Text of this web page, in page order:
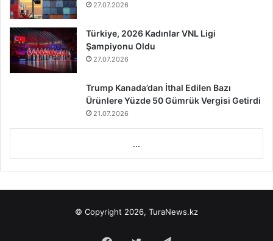
27.07.2026
Türkiye, 2026 Kadınlar VNL Ligi
Şampiyonu Oldu
27.07.2026
Trump Kanada’dan İthal Edilen Bazı
Ürünlere Yüzde 50 Gümrük Vergisi Getirdi
21.07.2026
...
© Copyright 2026, TuraNews.kz